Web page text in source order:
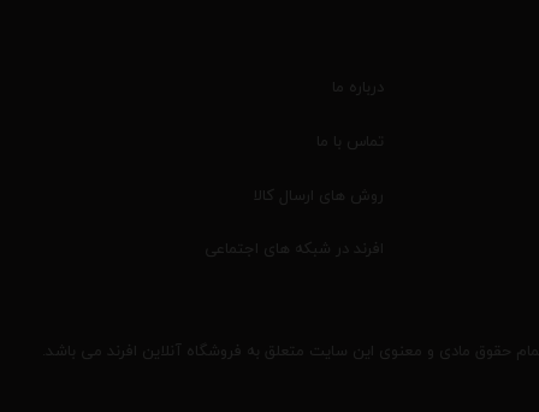
حقوق مادی و معنوی این سایت متعلق به فروشگاه آنلاین افرند می باشد.
درباره ما
تماس با ما
روش های ارسال کالا
افرند در شبکه های اجتماعی